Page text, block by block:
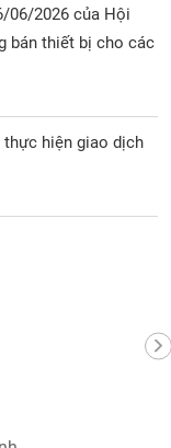
06/2026 của Hội
bán thiết bị cho các
thực hiện giao dịch